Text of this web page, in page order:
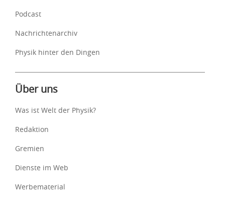
Podcast
Nachrichtenarchiv
Physik hinter den Dingen
Über uns
Was ist Welt der Physik?
Redaktion
Gremien
Dienste im Web
Werbematerial